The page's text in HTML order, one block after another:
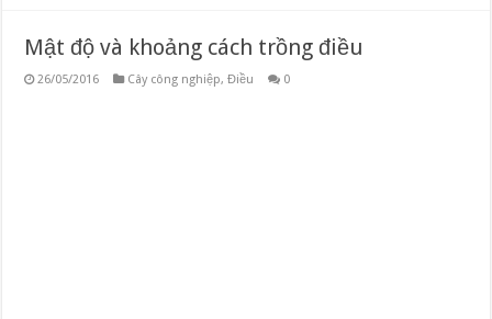
Mật độ và khoảng cách trồng điều
26/05/2016 Cây công nghiệp,Điều 0